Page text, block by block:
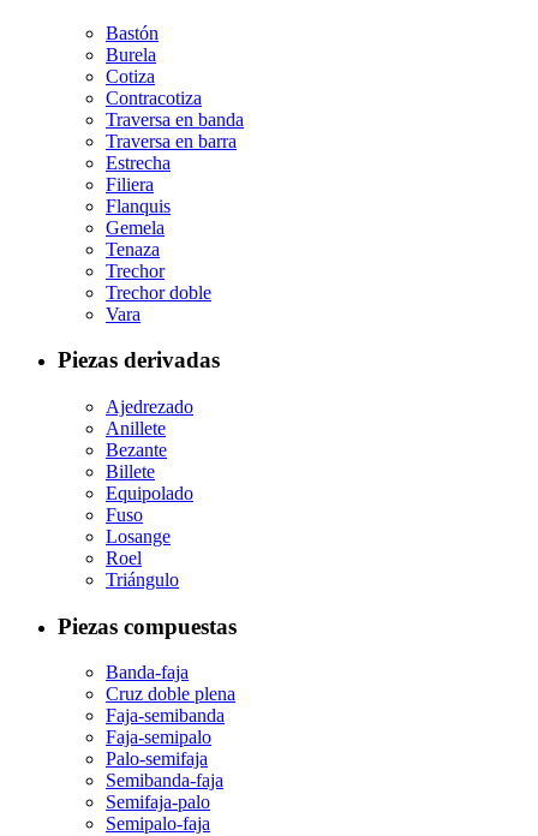
Bastón
Burela
Cotiza
Contracotiza
Traversa en banda
Traversa en barra
Estrecha
Filiera
Flanquis
Gemela
Tenaza
Trechor
Trechor doble
Vara
Piezas derivadas
Ajedrezado
Anillete
Bezante
Billete
Equipolado
Fuso
Losange
Roel
Triángulo
Piezas compuestas
Banda-faja
Cruz doble plena
Faja-semibanda
Faja-semipalo
Palo-semifaja
Semibanda-faja
Semifaja-palo
Semipalo-faja